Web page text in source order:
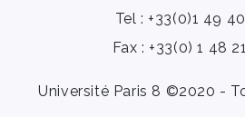
Tel : +33(0)1 49
Fax : +33(0) 1 48
Université Paris 8 ©2020 -